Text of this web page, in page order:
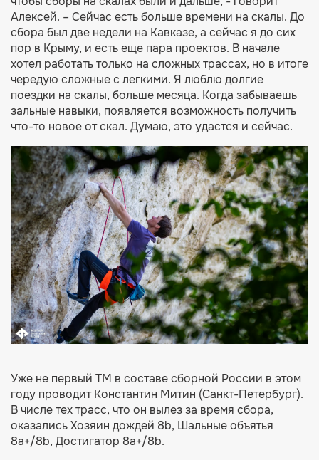
Алексей. – Сейчас есть больше времени на скалы. До
сбора был две недели на Кавказе, а сейчас я до сих
пор в Крыму, и есть еще пара проектов. В начале
хотел работать только на сложных трассах, но в итоге
чередую сложные с легкими. Я люблю долгие
поездки на скалы, больше месяца. Когда забываешь
зальные навыки, появляется возможность получить
что-то новое от скал. Думаю, это удастся и сейчас.
Уже не первый ТМ в составе сборной России в этом
году проводит Константин Митин (Санкт-Петербург).
В числе тех трасс, что он вылез за время сбора,
оказались Хозяин дождей 8b, Шальные объятья
8a+/8b, Достигатор 8a+/8b.